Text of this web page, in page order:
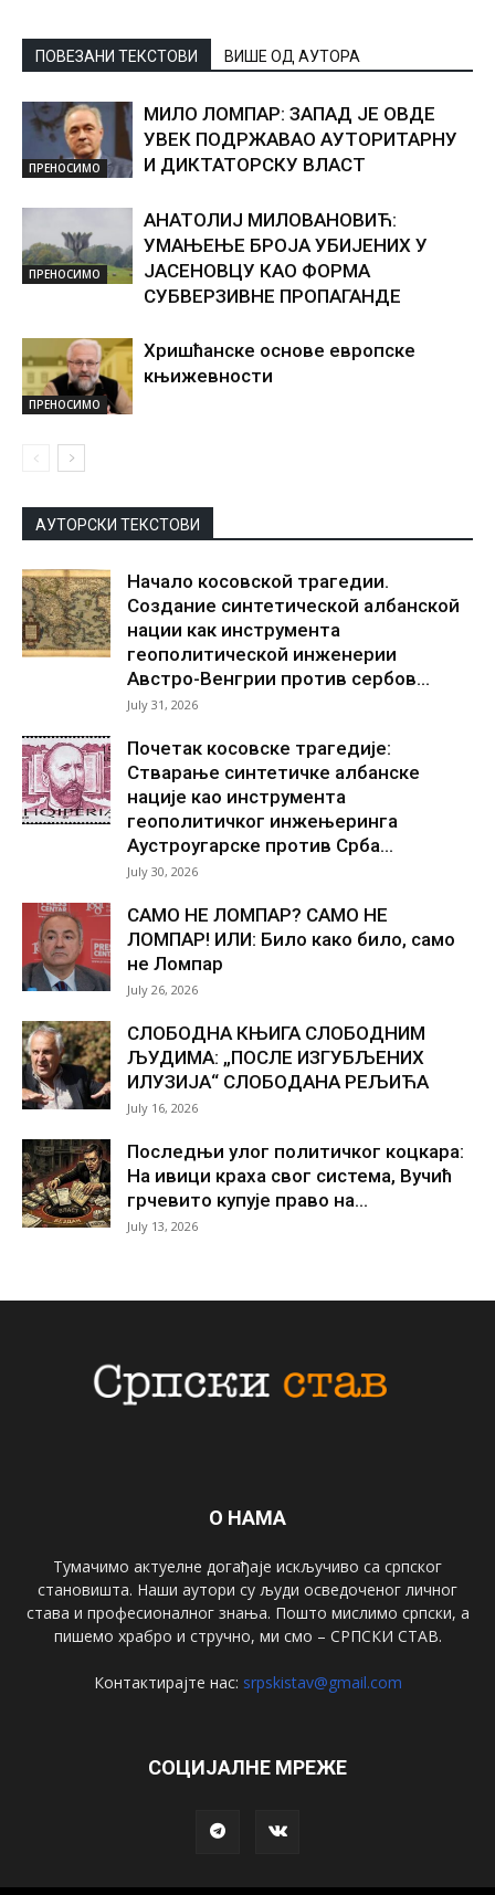
ПОВЕЗАНИ ТЕКСТОВИ ВИШЕ ОД АУТОРА
ПРЕНОСИМО
МИЛО ЛОМПАР: ЗАПАД ЈЕ ОВДЕ
УВЕК ПОДРЖАВАО АУТОРИТАРНУ
И ДИКТАТОРСКУ ВЛАСТ
ПРЕНОСИМО
АНАТОЛИЈ МИЛОВАНОВИЋ:
УМАЊЕЊЕ БРОЈА УБИЈЕНИХ У
ЈАСЕНОВЦУ КАО ФОРМА
СУБВЕРЗИВНЕ ПРОПАГАНДЕ
ПРЕНОСИМО
Хришћанске основе европске
књижевности
АУТОРСКИ ТЕКСТОВИ
Начало косовской трагедии.
Создание синтетической албанской
нации как инструмента
геополитической инженерии
Австро-Венгрии против сербов...
July 31, 2026
Почетак косовске трагедије:
Стварање синтетичке албанске
нације као инструмента
геополитичког инжењеринга
Аустроугарске против Срба...
July 30, 2026
САМО НЕ ЛОМПАР? САМО НЕ
ЛОМПАР! ИЛИ: Било како било, само
не Ломпар
July 26, 2026
СЛОБОДНА КЊИГА СЛОБОДНИМ
ЉУДИМА: „ПОСЛЕ ИЗГУБЉЕНИХ
ИЛУЗИЈА“ СЛОБОДАНА РЕЉИЋА
July 16, 2026
Последњи улог политичког коцкара:
На ивици краха свог система, Вучић
грчевито купује право на...
July 13, 2026
О НАМА
Тумачимо актуелне догађаје искључиво са српског
становишта. Наши аутори су људи осведоченог личног
става и професионалног знања. Пошто мислимо српски, а
пишемо храбро и стручно, ми смо – СРПСКИ СТАВ.
Контактирајте нас: srpskistav@gmail.com
СОЦИЈАЛНЕ МРЕЖЕ